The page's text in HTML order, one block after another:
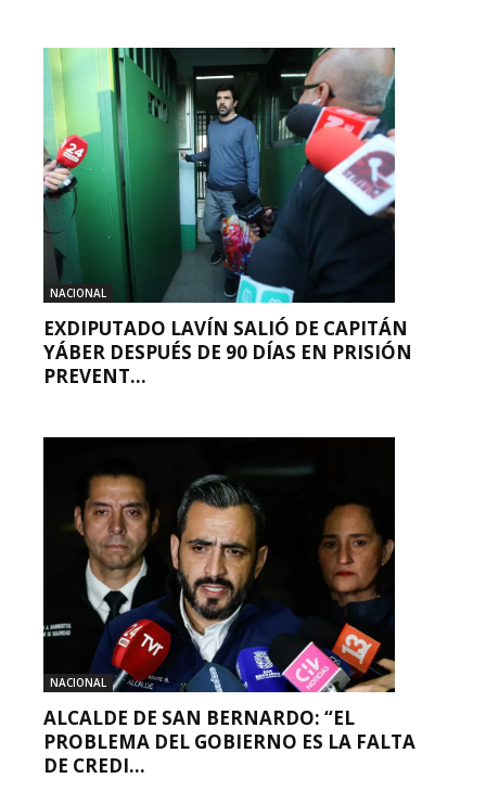
NACIONAL
EXDIPUTADO LAVÍN SALIÓ DE CAPITÁN
YÁBER DESPUÉS DE 90 DÍAS EN PRISIÓN
PREVENT...
NACIONAL
ALCALDE DE SAN BERNARDO: “EL
PROBLEMA DEL GOBIERNO ES LA FALTA
DE CREDI...